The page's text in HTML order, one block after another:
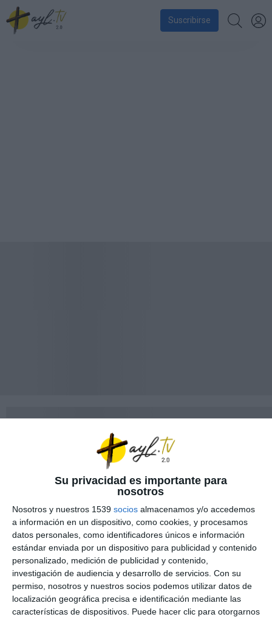
Su privacidad es importante para
nosotros
Nosotros y nuestros 1539 socios almacenamos y/o accedemos
a información en un dispositivo, como cookies, y procesamos
datos personales, como identificadores únicos e información
estándar enviada por un dispositivo para publicidad y contenido
personalizado, medición de publicidad y contenido,
investigación de audiencia y desarrollo de servicios. Con su
permiso, nosotros y nuestros socios podemos utilizar datos de
localización geográfica precisa e identificación mediante las
características de dispositivos. Puede hacer clic para otorgarnos
Suscribirse